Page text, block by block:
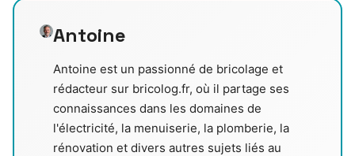
Antoine
Antoine est un passionné de bricolage et
rédacteur sur bricolog.fr, où il partage ses
connaissances dans les domaines de
l'électricité, la menuiserie, la plomberie, la
rénovation et divers autres sujets liés au